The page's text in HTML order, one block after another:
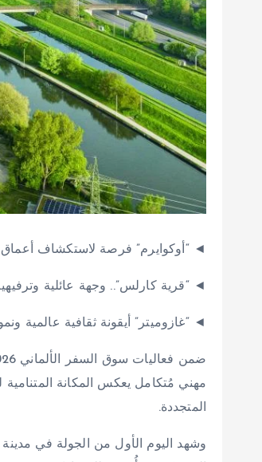
◄ “أوكوايرم” فرصة لاستكشاف أعماق
◄ “قرية كارلس”.. وجهة عائلية
◄ “غازوميتر” أيقونة ثقافية عالمية
مهني مُتكامل يعكس المكانة المتنامية
المتجددة.
وشهد اليوم الأول من الجولة في